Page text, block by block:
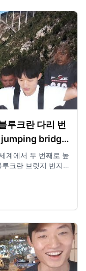
치는데다 아름다운
다 제 카드로 박박
루크란 다리 번
bridge
07
계에서 두 번째로 높
크란 브릿지 번지
bridge and
the world Why
site in the